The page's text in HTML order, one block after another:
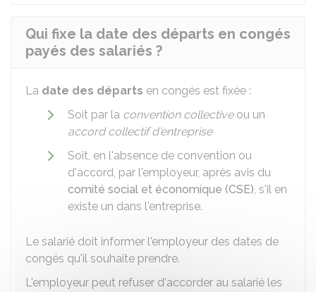
Qui fixe la date des départs en congés
payés des salariés ?
La date des départs en congés est fixée :
Soit par la convention collectiveou un
accord collectif d'entreprise
Soit, en l'absence de convention ou
d'accord, par l'employeur, après avis du
comité social et économique (CSE), s'il en
existe un dans l'entreprise.
Le salarié doit informer l'employeur des dates de
congés qu'il souhaite prendre.
L'employeur peut refuser d'accorder au salarié les